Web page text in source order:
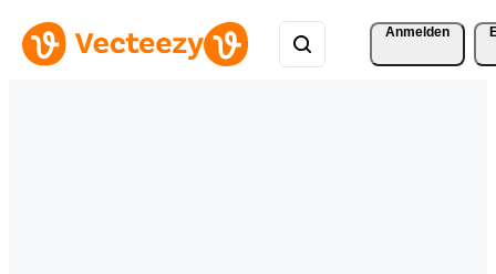
Anmelden